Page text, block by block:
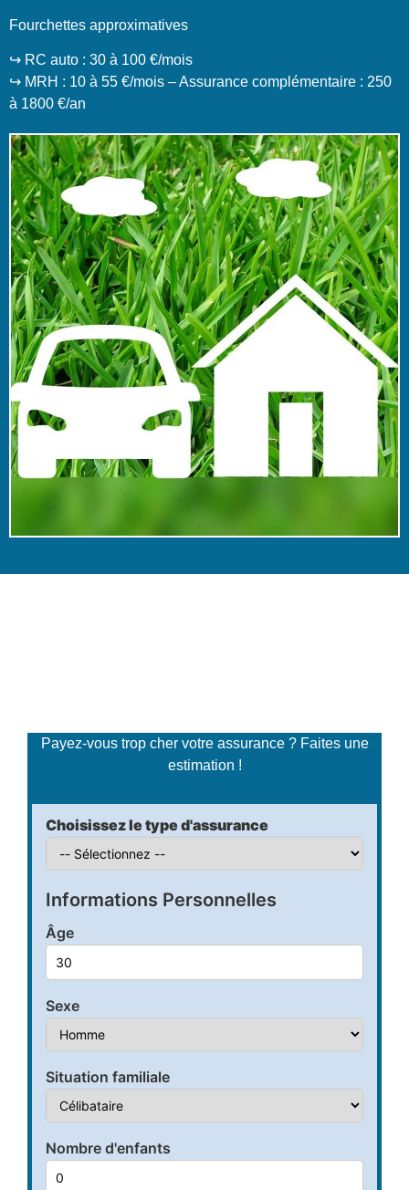
Fourchettes approximatives
↪️ RC auto : 30 à 100 €/mois
↪️ MRH : 10 à 55 €/mois – Assurance complémentaire : 250
à 1800 €/an
Payez-vous trop cher votre assurance ? Faites une
estimation !
Choisissez le type d'assurance
Informations Personnelles
Âge
Sexe
Situation familiale
Nombre d'enfants